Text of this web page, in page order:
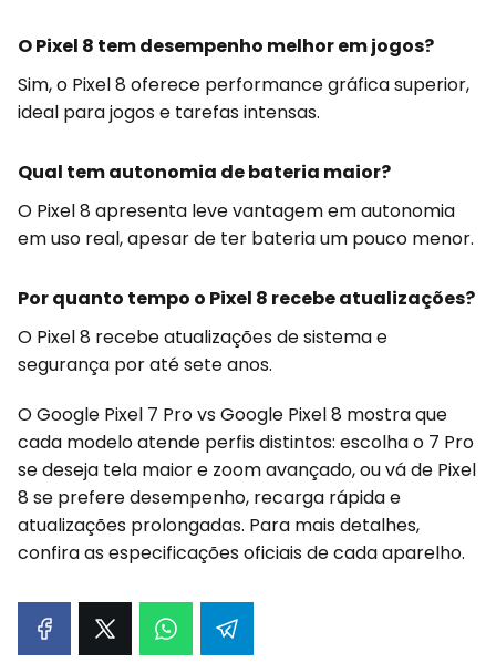
O Pixel 8 tem desempenho melhor em jogos?
Sim, o Pixel 8 oferece performance gráfica superior,
ideal para jogos e tarefas intensas.
Qual tem autonomia de bateria maior?
O Pixel 8 apresenta leve vantagem em autonomia
em uso real, apesar de ter bateria um pouco menor.
Por quanto tempo o Pixel 8 recebe atualizações?
O Pixel 8 recebe atualizações de sistema e
segurança por até sete anos.
O Google Pixel 7 Pro vs Google Pixel 8 mostra que
cada modelo atende perfis distintos: escolha o 7 Pro
se deseja tela maior e zoom avançado, ou vá de Pixel
8 se prefere desempenho, recarga rápida e
atualizações prolongadas. Para mais detalhes,
confira as especificações oficiais de cada aparelho.